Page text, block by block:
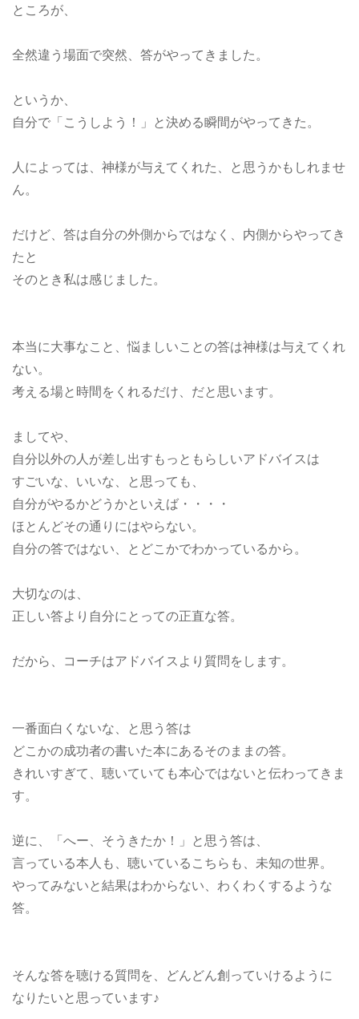
ところが、
全然違う場面で突然、答がやってきました。
というか、
自分で「こうしよう！」と決める瞬間がやってきた。
人によっては、神様が与えてくれた、と思うかもしれませ
ん。
だけど、答は自分の外側からではなく、内側からやってき
たと
そのとき私は感じました。
本当に大事なこと、悩ましいことの答は神様は与えてくれ
ない。
考える場と時間をくれるだけ、だと思います。
ましてや、
自分以外の人が差し出すもっともらしいアドバイスは
すごいな、いいな、と思っても、
自分がやるかどうかといえば・・・・
ほとんどその通りにはやらない。
自分の答ではない、とどこかでわかっているから。
大切なのは、
正しい答より自分にとっての正直な答。
だから、コーチはアドバイスより質問をします。
一番面白くないな、と思う答は
どこかの成功者の書いた本にあるそのままの答。
きれいすぎて、聴いていても本心ではないと伝わってきま
す。
逆に、「へー、そうきたか！」と思う答は、
言っている本人も、聴いているこちらも、未知の世界。
やってみないと結果はわからない、わくわくするような
答。
そんな答を聴ける質問を、どんどん創っていけるように
なりたいと思っています♪